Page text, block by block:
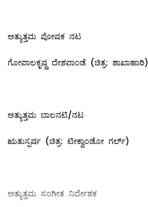
ಅತ್ಯುತ್ತಮ ಪೋಷಕ ನಟ
ಗೋಪಾಲಕೃಷ್ಣ ದೇಶಪಾಂಡೆ (ಚಿತ್ರ: ಶಾಖಾಹಾರಿ)
ಅತ್ಯುತ್ತಮ ಬಾಲನಟಿ/ನಟ
ಋತುಸ್ಪರ್ಷ (ಚಿತ್ರ: ಟೀಕ್ವಾಂಡೋ ಗರ್ಲ್)
ಅತ್ಯುತ್ತಮ ಸಂಗೀತ ನಿರ್ದೇಶಕ